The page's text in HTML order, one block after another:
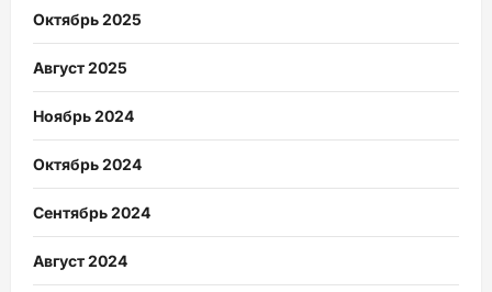
Октябрь 2025
Август 2025
Ноябрь 2024
Октябрь 2024
Сентябрь 2024
Август 2024